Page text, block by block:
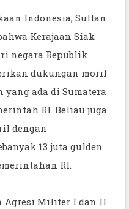
Indonesia, Sultan
Kerajaan Siak
negara Republik
dukungan moril
ada di Sumatera
RI. Beliau juga
dengan
13 juta gulden
RI.
Agresi Militer I dan II